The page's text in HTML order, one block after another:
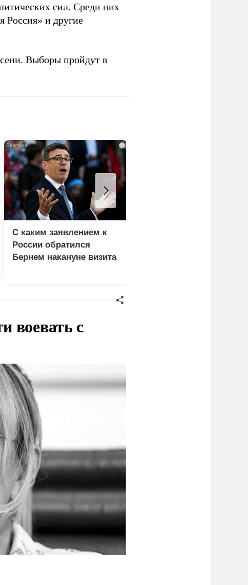
сил. Среди них
и другие
Выборы пройдут в
i
С каким заявлением к
России обратился
Бернем накануне визита
воевать с